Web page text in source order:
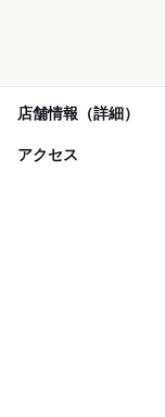
店舗情報（詳細）
アクセス